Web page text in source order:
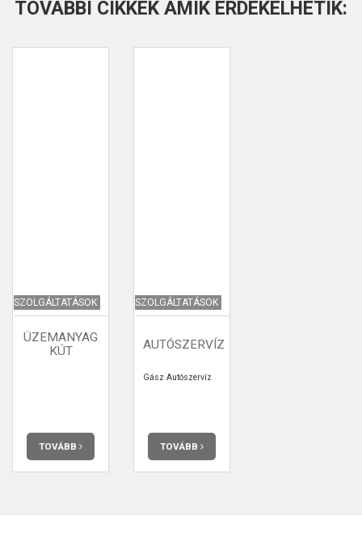
TOVÁBBI CIKKEK AMIK ÉRDEKELHETIK:
SZOLGÁLTATÁSOK
ÜZEMANYAG
KÚT
TOVÁBB
SZOLGÁLTATÁSOK
AUTÓSZERVÍZ
Gász Autószervíz
TOVÁBB